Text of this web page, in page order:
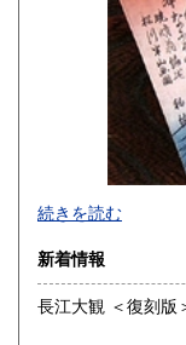
宮崎県
沖縄県
続きを読む
新着情報